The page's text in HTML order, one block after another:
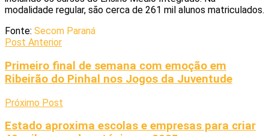
modalidade regular, são cerca de 261 mil alunos matriculados.
Fonte: Secom Paraná
Post Anterior
Primeiro final de semana com emoção em
Ribeirão do Pinhal nos Jogos da Juventude
Próximo Post
Estado aproxima escolas e empresas para criar